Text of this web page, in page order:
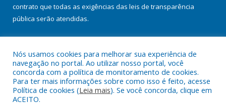
contrato que todas as exigências das leis de transparência
pública serão atendidas.
Todos os direitos reservados a Prefeitura Municipal de Jacundá.
Nós usamos cookies para melhorar sua experiência de
navegação no portal. Ao utilizar nosso portal, você
concorda com a política de monitoramento de cookies.
Para ter mais informações sobre como isso é feito, acesse
Política de cookies (Leia mais). Se você concorda, clique em
ACEITO.